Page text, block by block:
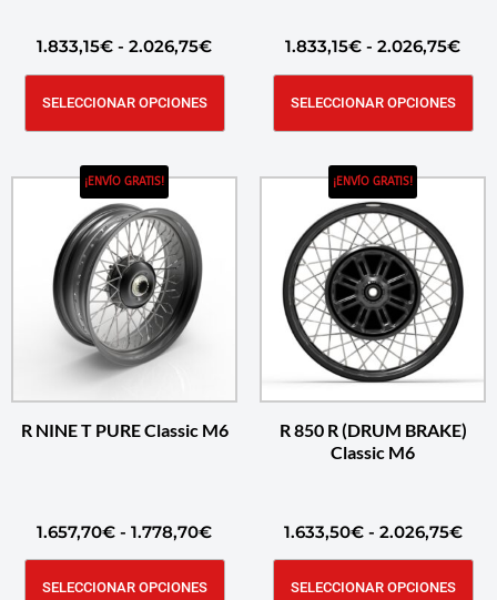
1.833,15€ - 2.026,75€
SELECCIONAR OPCIONES
1.833,15€ - 2.026,75€
SELECCIONAR OPCIONES
¡ENVÍO GRATIS!
R NINE T PURE Classic M6
1.657,70€ - 1.778,70€
SELECCIONAR OPCIONES
¡ENVÍO GRATIS!
R 850 R (DRUM BRAKE)
Classic M6
1.633,50€ - 2.026,75€
SELECCIONAR OPCIONES